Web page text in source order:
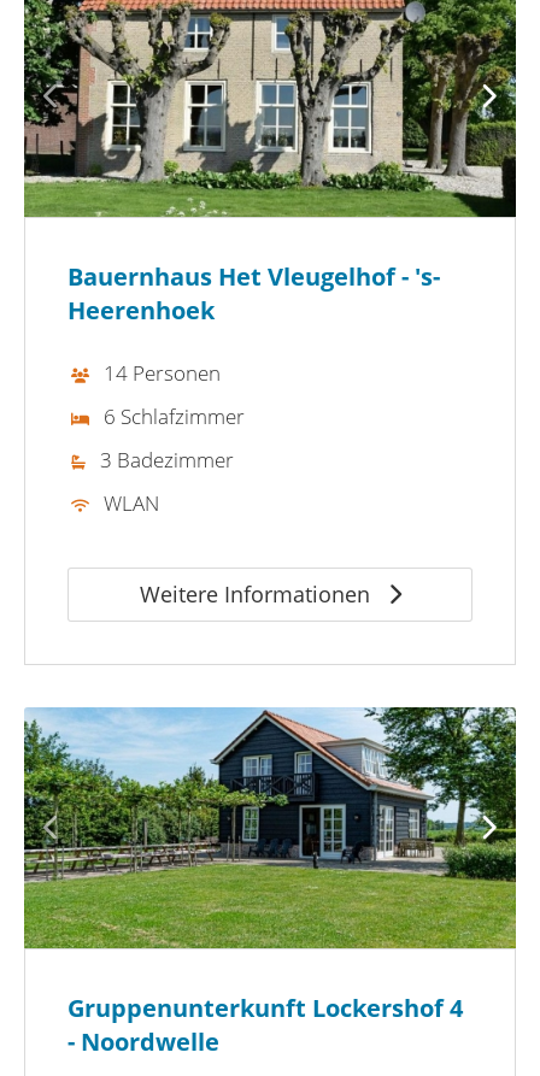
Bauernhaus Het Vleugelhof - 's-
Heerenhoek
14 Personen
6 Schlafzimmer
3 Badezimmer
WLAN
Weitere Informationen
Gruppenunterkunft Lockershof 4
- Noordwelle